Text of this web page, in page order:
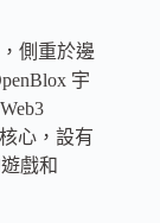
側重於邊
宇
心，設有
戲和